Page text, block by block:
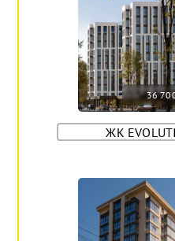
36
ЖК